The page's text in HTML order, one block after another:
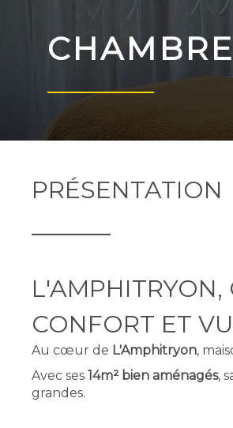
PRÉSENTATION
L'AMPHITRYON,
CONFORT ET
Au cœur de L'Amphitryon,
Avec ses 14m² bien aménagés,
grandes.